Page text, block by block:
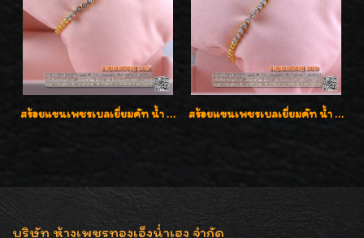
สร้อยแขนเพชรเบลเยี่ยมคัท น้ำ 97 G-Color/VVS เพชร 17 เม็ดน้ำหนักเพชร 0.78 กะรัต ตัวเรือนทองน้ำหนัก 9.7 กรัม ใส่สวยน่ารัก ราคาไม่แพงค่ะ สร้อยแขนเพชรเบลเยี่ยมคัท น้ำ 97 G-Color/VVS เพชร 20 เม็ดน้ำหนักเพชร 0.80 กะรัต ใส่สวยน่ารัก ราคาเบาๆ ลดพิเศษค่ะ
บริษัท ห้างเพชรทองเอ็งน่ำเฮง จำกัด